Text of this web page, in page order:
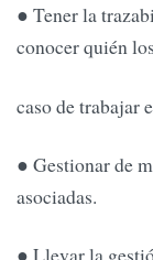
● Tener la
conocer quién
caso de trabajar
● Gestionar de
asociadas.